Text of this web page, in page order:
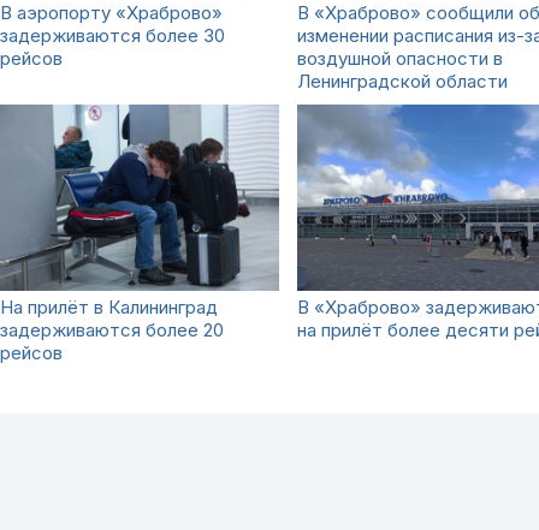
В аэропорту «Храброво»
задерживаются более 30
рейсов
В «Храброво» сообщили об
изменении расписания из-
воздушной опасности в
Ленинградской области
На прилёт в Калининград
задерживаются более 20
рейсов
В «Храброво»
на прилёт более десяти